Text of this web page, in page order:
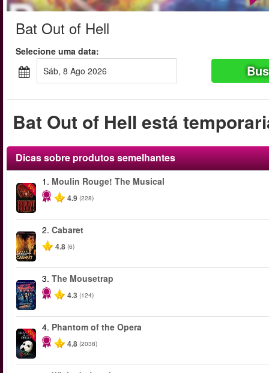
Bat Out of Hell
Selecione uma data:
sáb, 8 Ago 2026
Bat Out of Hell está
Dicas sobre produtos semelhantes
-50%
1. Moulin Rouge! The Musical
4.9 (228)
2. Cabaret
4.8 (6)
3. The Mousetrap
4.3 (124)
-20%
4. Phantom of the Opera
4.8 (2038)